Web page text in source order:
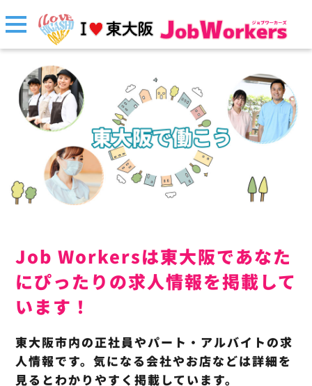
Job Workersは東大阪であなた
にぴったりの求人情報を掲載して
います！
東大阪市内の正社員やパート・アルバイトの求
人情報です。気になる会社やお店などは詳細を
見るとわかりやすく掲載しています。